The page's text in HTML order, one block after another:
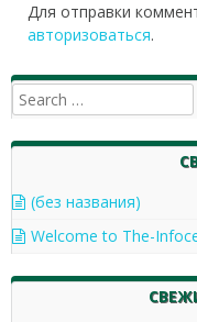
Для отправки
авторизоваться.
(без названия)
Welcome to The-